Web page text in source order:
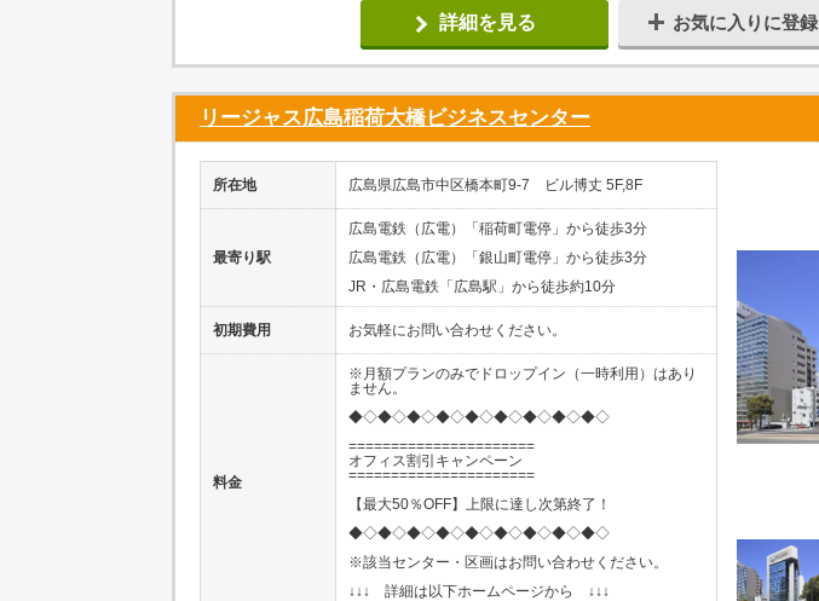
詳細を見る お気に入りに登録
リージャス広島稲荷大橋ビジネスセンター
所在地 広島県広島市中区橋本町9-7 ビル博丈 5F,8F
最寄り駅
広島電鉄（広電）「稲荷町電停」から徒歩3分
広島電鉄（広電）「銀山町電停」から徒歩3分
JR・広島電鉄「広島駅」から徒歩約10分
初期費用 お気軽にお問い合わせください。
料金
※月額プランのみでドロップイン（一時利用）はあり
ません。
◆◇◆◇◆◇◆◇◆◇◆◇◆◇◆◇◆◇
======================
オフィス割引キャンペーン
======================
【最大50％OFF】上限に達し次第終了！
◆◇◆◇◆◇◆◇◆◇◆◇◆◇◆◇◆◇
※該当センター・区画はお問い合わせください。
↓↓↓ 詳細は以下ホームページから ↓↓↓